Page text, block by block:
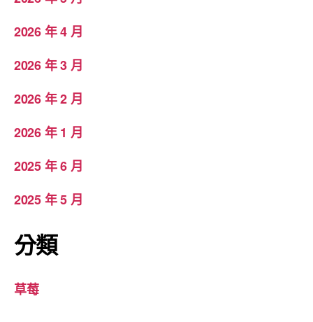
2026 年 4 月
2026 年 3 月
2026 年 2 月
2026 年 1 月
2025 年 6 月
2025 年 5 月
分類
草莓